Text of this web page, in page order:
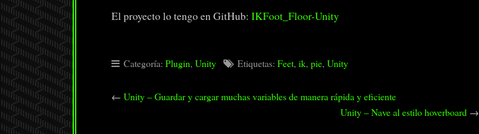
El proyecto lo tengo en GitHub: IKFoot_Floor-Unity
Categoría: Plugin, Unity Etiquetas: Feet, ik, pie, Unity
← Unity – Guardar y cargar muchas variables de manera rápida y eficiente
Unity – Nave al estilo hoverboard →